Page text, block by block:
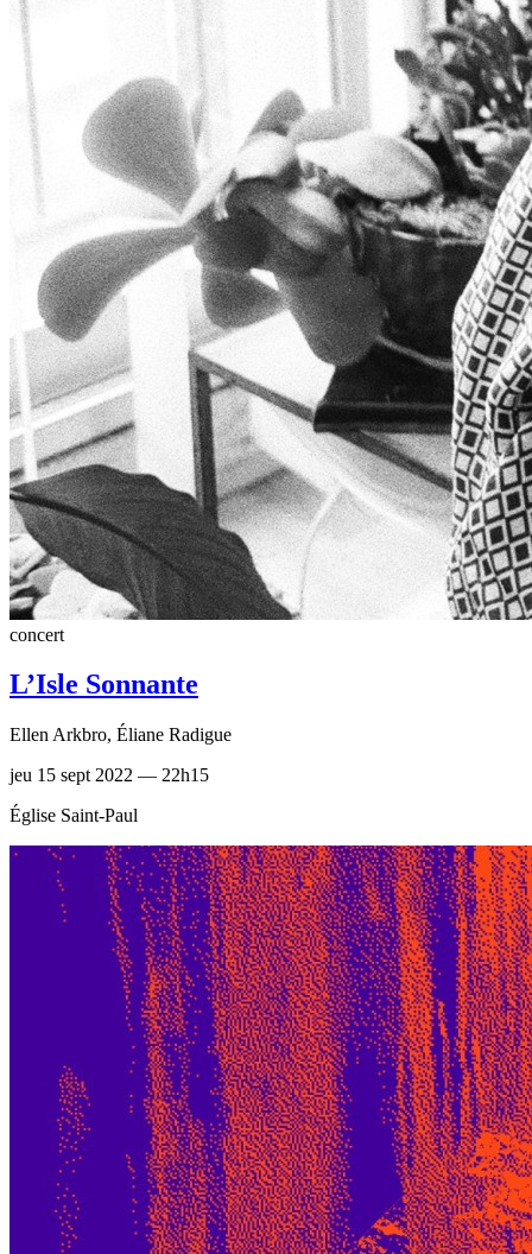
concert
L’Isle Sonnante
Ellen Arkbro, Éliane Radigue
jeu 15 sept 2022 — 22h15
Église Saint-Paul